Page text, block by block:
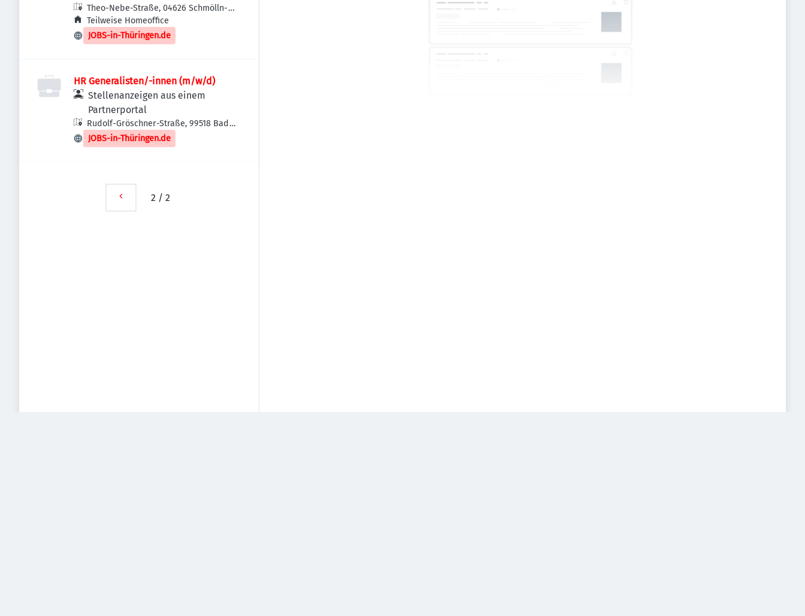
Theo-Nebe-Straße, 04626 Schmölln-
Hartha, Deutschland
Teilweise Homeoffice
JOBS-in-Thüringen.de
HR Generalisten/-innen (m/w/d)
Stellenanzeigen aus einem
Partnerportal
Rudolf-Gröschner-Straße, 99518 Bad
Sulza, Deutschland
JOBS-in-Thüringen.de
2 / 2